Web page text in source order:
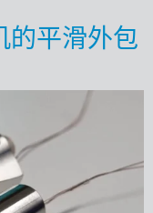
的平滑外包